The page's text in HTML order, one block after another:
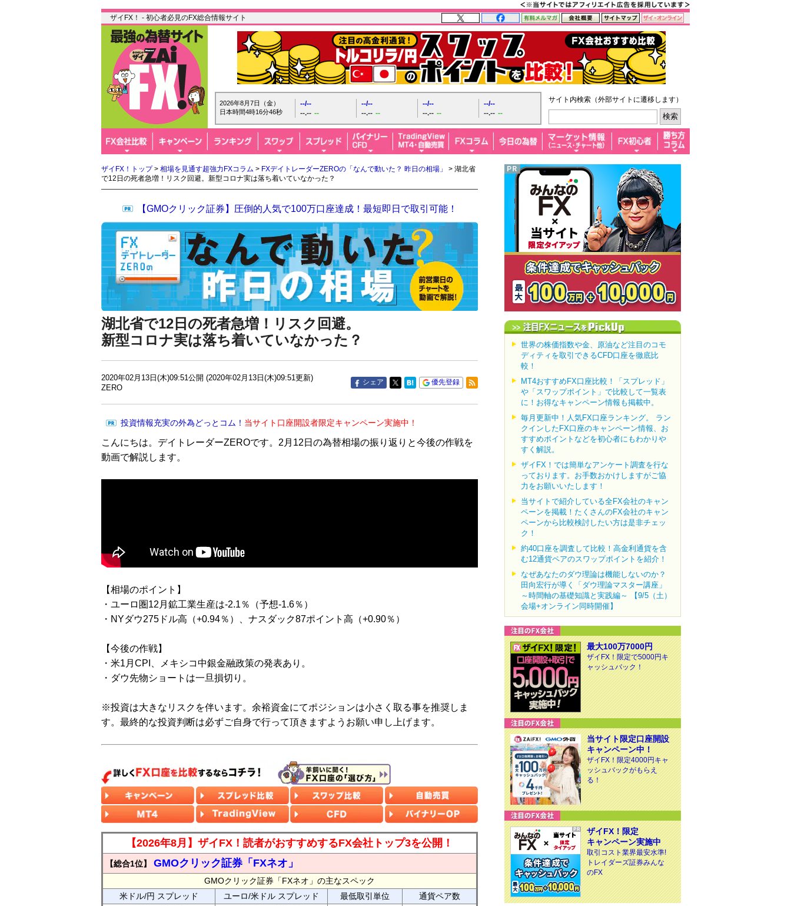
ザイFX！ - 初心者必見のFX総合情報サイト
2026年8月7日（金）
日本時間4時16分47秒
--/--
--.-- --
--/--
--.-- --
--/--
--.-- --
--/--
--.-- --
サイト内検索（外部サイトに遷移します）
ザイFX！トップ> 相場を見通す超強力FXコラム > FXデイトレーダーZEROの「なんで動いた？ 昨日の相場」
> 湖北省
で12日の死者急増！リスク回避。新型コロナ実は落ち着いていなかった？
【GMOクリック証券】圧倒的人気で100万口座達成！最短即日で取引可能！
湖北省で12日の死者急増！リスク回避。
新型コロナ実は落ち着いていなかった？
2020年02月13日(木)09:51公開 (2020年02月13日(木)09:51更新)
ZERO
シェア 優先登録
投資情報充実の外為どっとコム！ 当サイト口座開設者限定キャンペーン実施中！
こんにちは。デイトレーダーZEROです。2月12日の為替相場の振り返りと今後の作戦を
動画で解説します。
【相場のポイント】
・ユーロ圏12月鉱工業生産は-2.1％（予想-1.6％）
・NYダウ275ドル高（+0.94％）、ナスダック87ポイント高（+0.90％）
【今後の作戦】
・米1月CPI、メキシコ中銀金融政策の発表あり。
・ダウ先物ショートは一旦損切り。
※投資は大きなリスクを伴います。余裕資金にてポジションは小さく取る事を推奨しま
す。最終的な投資判断は必ずご自身で行って頂きますようお願い申し上げます。
【2026年8月】ザイFX！読者がおすすめするFX会社トップ3を公開！
【総合1位】 GMOクリック証券「FXネオ」
GMOクリック証券「FXネオ」の主なスペック
米ドル/円 スプレッド
ユーロ/米ドル スプレッド 最低取引単位
通貨ペア数
世界の株価指数や金、原油など注目のコモ
ディティを取引できるCFD口座を徹底比
較！
MT4おすすめFX口座比較！「スプレッド」
や「スワップポイント」で比較して一覧表
に！お得なキャンペーン情報も掲載中。
毎月更新中！人気FX口座ランキング。 ラン
クインしたFX口座のキャンペーン情報、お
すすめポイントなどを初心者にもわかりや
すく解説。
ザイFX！では簡単なアンケート調査を行な
っております。お手数おかけしますがご協
力をお願いいたします！
当サイトで紹介している全FX会社のキャン
ペーンを掲載！たくさんのFX会社のキャン
ペーンから比較検討したい方は是非チェッ
ク！
約40口座を調査して比較！高金利通貨を含
む12通貨ペアのスワップポイントを紹介！
なぜあなたのダウ理論は機能しないのか？
田向宏行が導く「ダウ理論マスター講座」
～時間軸の基礎知識と実践編～ 【9/5（土）
会場+オンライン同時開催】
最大100万7000円
ザイFX！限定で5000円キ
ャッシュバック！
当サイト限定口座開設
キャンペーン中！
ザイFX！限定4000円キャ
ッシュバックがもらえ
る！
ザイFX！限定
キャンペーン実施中
取引コスト業界最安水準!
トレイダーズ証券みんな
のFX